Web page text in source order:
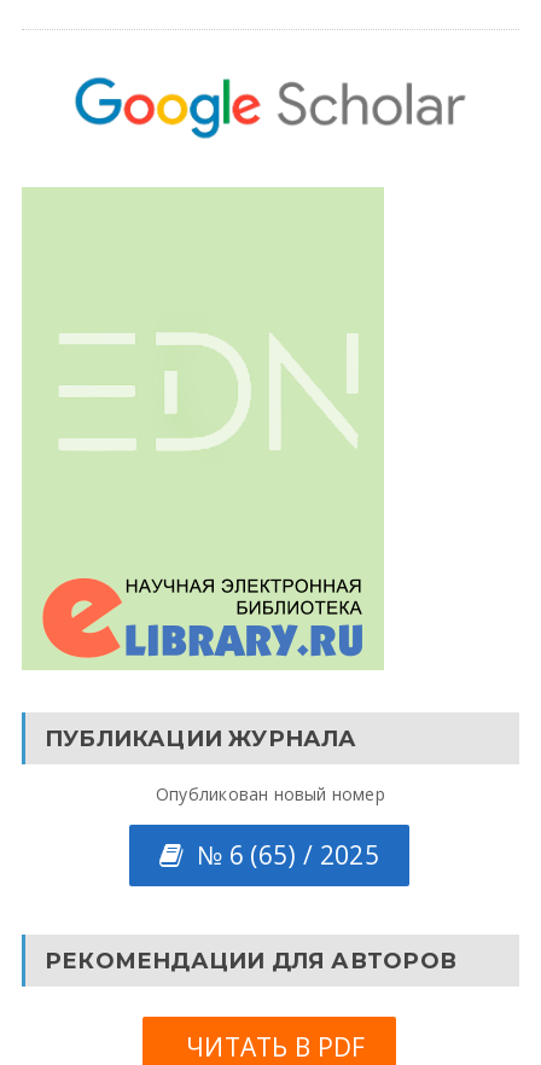
ПУБЛИКАЦИИ ЖУРНАЛА
Опубликован новый номер
№ 6 (65) / 2025
РЕКОМЕНДАЦИИ ДЛЯ АВТОРОВ
ЧИТАТЬ В PDF